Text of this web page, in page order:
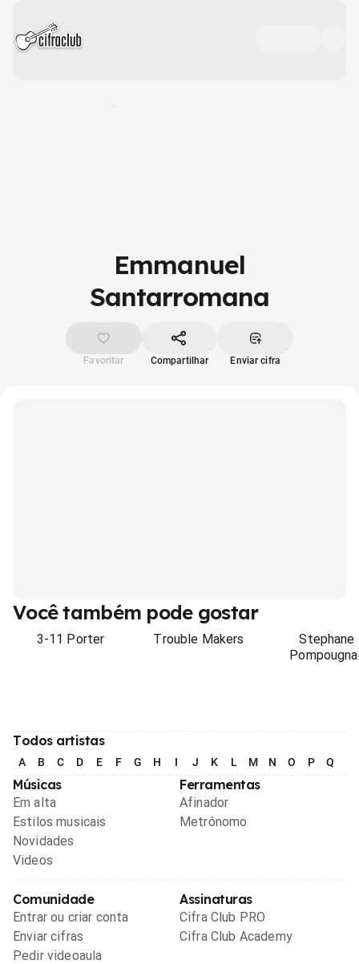
Emmanuel
Santarromana
Favoritar Compartilhar Enviar cifra
Você também pode gostar
3-11 Porter Trouble Makers
Stephane
Todos artistas
A B C D E F G H I J K L M N O P Q
Músicas
Em alta
Estilos musicais
Novidades
Videos
Ferramentas
Afinador
Metrônomo
Comunidade
Entrar ou criar conta
Enviar cifras
Pedir videoaula
Assinaturas
Cifra Club PRO
Cifra Club Academy